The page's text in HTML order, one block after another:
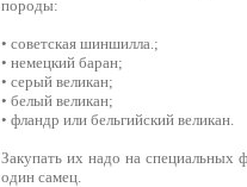
породы:
• советская шиншилла.;
• немецкий баран;
• серый великан;
• белый великан;
• фландр или бельгийский великан.
Закупать их надо на
один самец.